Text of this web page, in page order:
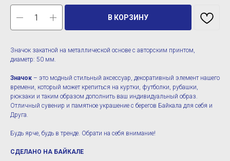
В КОРЗИНУ
Значок закатной на металлической основе с авторским принтом,
диаметр: 50 мм.
Значок – это модный стильный аксессуар, декоративный элемент нашего
времени, который может крепиться на куртки, футболки, рубашки,
рюкзаки и таким образом дополнить ваш индивидуальный образ.
Отличный сувенир и памятное украшение с берегов Байкала для себя и
Друга.
Будь ярче, будь в тренде. Обрати на себя внимание!
СДЕЛАНО НА БАЙКАЛЕ